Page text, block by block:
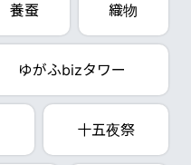
養蚕 織物
ゆがふbizタワー
十五夜祭